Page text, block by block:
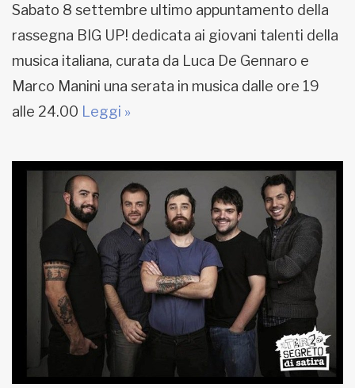
Sabato 8 settembre ultimo appuntamento della
rassegna BIG UP! dedicata ai giovani talenti della
musica italiana, curata da Luca De Gennaro e
Marco Manini una serata in musica dalle ore 19
alle 24.00 Leggi »